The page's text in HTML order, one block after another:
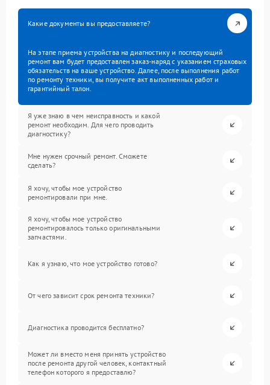
Какие документы вы предоставляете?
На этапе приема устройства на диагностику и последующий
ремонт вам будет предоставлен заказ-наряд с указанием страховых
обязательств на ваше устройство. Далее, после выполнения работ
по ремонту техники, вы получите акт выполненных работ и
гарантийный талон.
Я уже знаю в чем неисправность и какой
ремонт необходим. Для чего проводить
диагностику?
Мне нужен срочный ремонт. Сможете
сделать?
Я хочу, чтобы мое устройство
ремонтировали при мне.
Я хочу, чтобы мое устройство
ремонтировалось только оригинальными
запчастями.
Как я узнаю, что мое устройство готово?
От чего зависит срок ремонта техники?
Диагностика проводится бесплатно?
Может ли вместо меня принять устройство
после ремонта другой человек, контактный
телефон которого я предоставлю?